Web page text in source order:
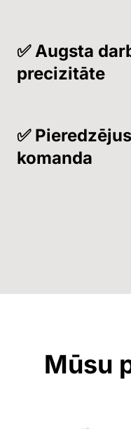
✅ Augsta
precizitāte
✅
komanda
Mūsu